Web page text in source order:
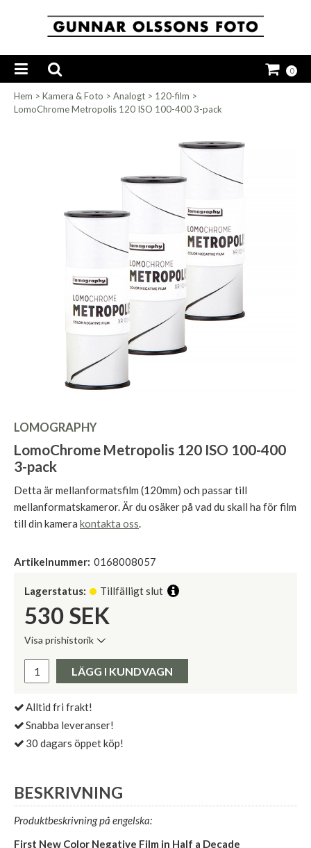
0
Hem > Kamera & Foto > Analogt > 120-film >
LomoChrome Metropolis 120 ISO 100-400 3-pack
LOMOGRAPHY
LomoChrome Metropolis 120 ISO 100-400
3-pack
Detta är mellanformatsfilm (120mm) och passar till
mellanformatskameror. Är du osäker på vad du skall ha för film
till din kamera kontakta oss.
Artikelnummer: 0168008057
Lagerstatus: Tillfälligt slut
530 SEK
Visa prishistorik
Pris:
LÄGG I KUNDVAGN
Alltid fri frakt!
Snabba leveranser!
30 dagars öppet köp!
BESKRIVNING
Produktbeskrivning på engelska:
First New Color Negative Film in Half a Decade